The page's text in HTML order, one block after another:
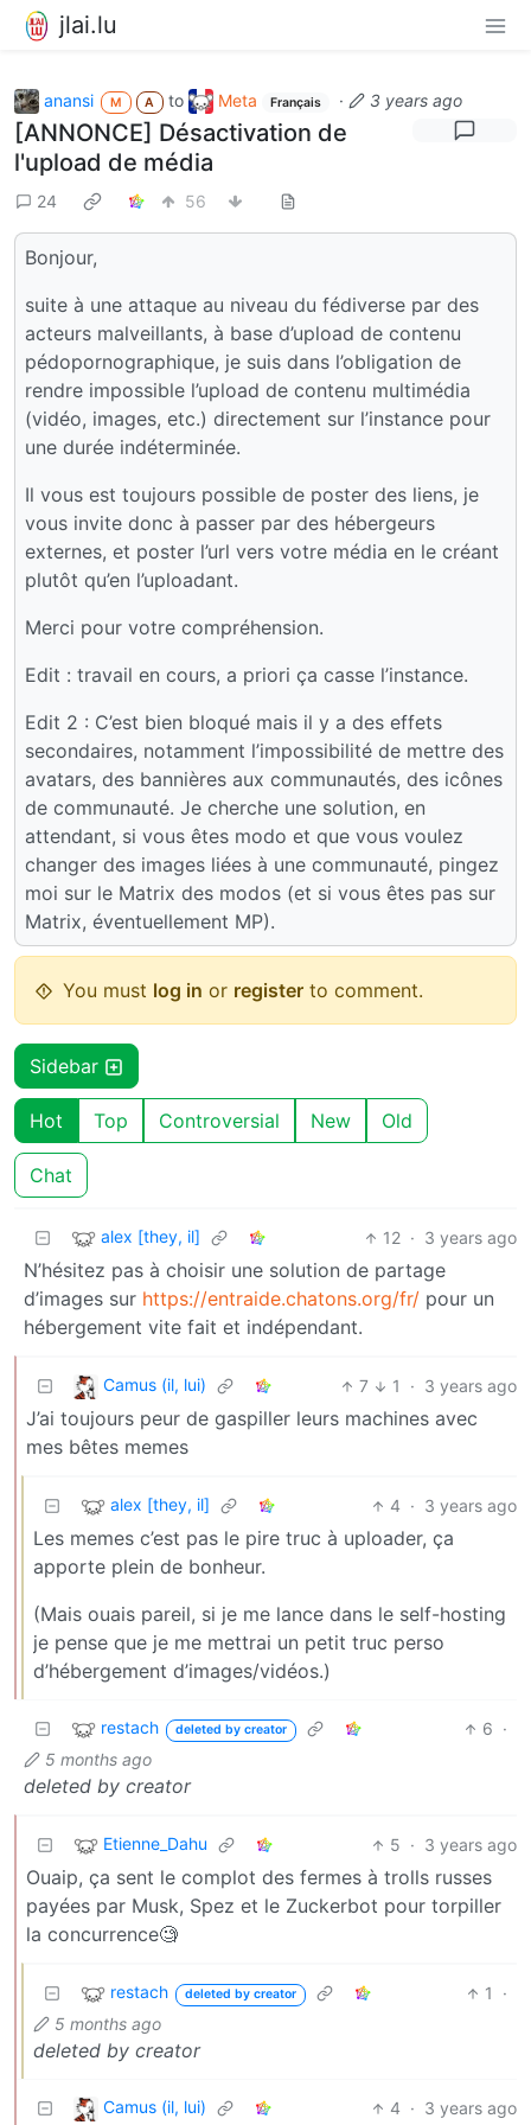
jlai.lu
anansi M A to Meta Français · 3 years ago
[ANNONCE] Désactivation de
l'upload de média
24 56
Bonjour,
suite à une attaque au niveau du fédiverse par des
acteurs malveillants, à base d’upload de contenu
pédopornographique, je suis dans l’obligation de
rendre impossible l’upload de contenu multimédia
(vidéo, images, etc.) directement sur l’instance pour
une durée indéterminée.
Il vous est toujours possible de poster des liens, je
vous invite donc à passer par des hébergeurs
externes, et poster l’url vers votre média en le créant
plutôt qu’en l’uploadant.
Merci pour votre compréhension.
Edit : travail en cours, a priori ça casse l’instance.
Edit 2 : C’est bien bloqué mais il y a des effets
secondaires, notamment l’impossibilité de mettre des
avatars, des bannières aux communautés, des icônes
de communauté. Je cherche une solution, en
attendant, si vous êtes modo et que vous voulez
changer des images liées à une communauté, pingez
moi sur le Matrix des modos (et si vous êtes pas sur
Matrix, éventuellement MP).
You must log in or register to comment.
Sidebar
Hot Top Controversial New Old
Chat
alex [they, il] 12 · 3 years ago
N’hésitez pas à choisir une solution de partage
d’images sur https://entraide.chatons.org/fr/ pour un
hébergement vite fait et indépendant.
Camus (il, lui) 7 1 · 3 years ago
J’ai toujours peur de gaspiller leurs machines avec
mes bêtes memes
alex [they, il] 4 · 3 years ago
Les memes c’est pas le pire truc à uploader, ça
apporte plein de bonheur.
(Mais ouais pareil, si je me lance dans le self-hosting
je pense que je me mettrai un petit truc perso
d’hébergement d’images/vidéos.)
restach deleted by creator 6 ·
5 months ago
deleted by creator
Etienne_Dahu 5 · 3 years ago
Ouaip, ça sent le complot des fermes à trolls russes
payées par Musk, Spez et le Zuckerbot pour torpiller
la concurrence🧐
restach deleted by creator 1
·
5 months ago
deleted by creator
Camus (il, lui) 4 · 3 years ago